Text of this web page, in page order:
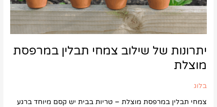
יתרונות של שילוב צמחי תבלין במרפסת
מוצלת
בלוג
צמחי תבלין במרפסת מוצלת – טריות בבית יש קסם מיוחד ברגע